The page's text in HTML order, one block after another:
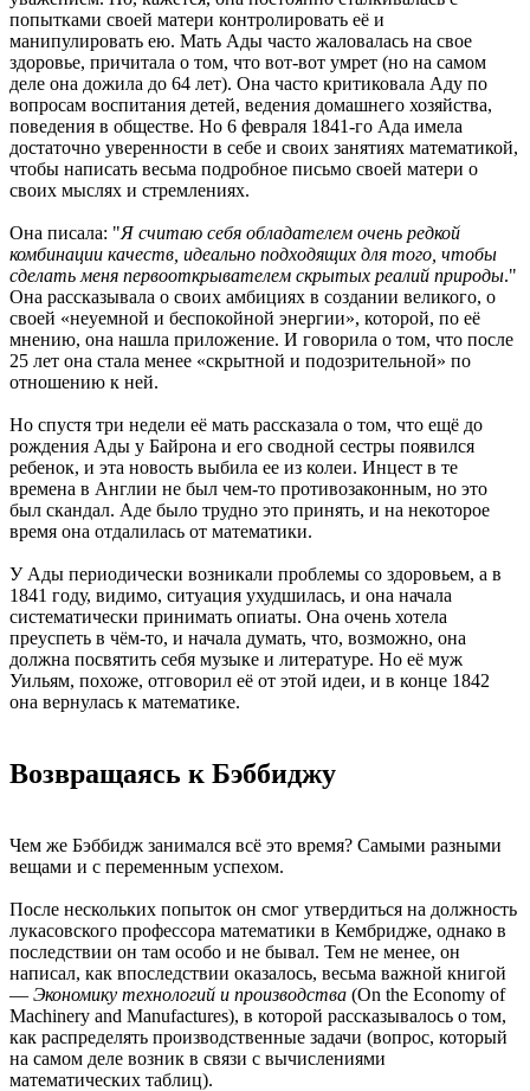
попытками своей матери контролировать её и
манипулировать ею. Мать Ады часто жаловалась на свое
здоровье, причитала о том, что вот-вот умрет (но на самом
деле она дожила до 64 лет). Она часто критиковала Аду по
вопросам воспитания детей, ведения домашнего хозяйства,
поведения в обществе. Но 6 февраля 1841-го Ада имела
достаточно уверенности в себе и своих занятиях математикой,
чтобы написать весьма подробное письмо своей матери о
своих мыслях и стремлениях.
Она писала: "Я считаю себя обладателем очень редкой
комбинации качеств, идеально подходящих для того, чтобы
сделать меня первооткрывателем скрытых реалий природы."
Она рассказывала о своих амбициях в создании великого, о
своей «неуемной и беспокойной энергии», которой, по её
мнению, она нашла приложение. И говорила о том, что после
25 лет она стала менее «скрытной и подозрительной» по
отношению к ней.
Но спустя три недели её мать рассказала о том, что ещё до
рождения Ады у Байрона и его сводной сестры появился
ребенок, и эта новость выбила ее из колеи. Инцест в те
времена в Англии не был чем-то противозаконным, но это
был скандал. Аде было трудно это принять, и на некоторое
время она отдалилась от математики.
У Ады периодически возникали проблемы со здоровьем, а в
1841 году, видимо, ситуация ухудшилась, и она начала
систематически принимать опиаты. Она очень хотела
преуспеть в чём-то, и начала думать, что, возможно, она
должна посвятить себя музыке и литературе. Но её муж
Уильям, похоже, отговорил её от этой идеи, и в конце 1842
она вернулась к математике.
Возвращаясь к Бэббиджу
Чем же Бэббидж занимался всё это время? Самыми разными
вещами и с переменным успехом.
После нескольких попыток он смог утвердиться на должность
лукасовского профессора математики в Кембридже, однако в
последствии он там особо и не бывал. Тем не менее, он
написал, как впоследствии оказалось, весьма важной книгой
— Экономику технологий и производства (On the Economy of
Machinery and Manufactures), в которой рассказывалось о том,
как распределять производственные задачи (вопрос, который
на самом деле возник в связи с вычислениями
математических таблиц).